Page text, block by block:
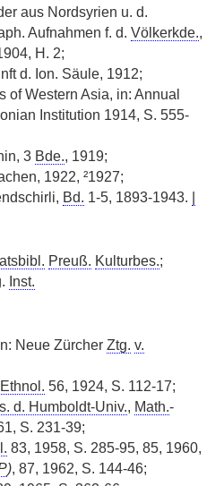
aus Nordsyrien u. d.
Aufnahmen f. d. Völkerkde.,
H. 2;
d. Ion. Säule, 1912;
of Western Asia, in: Annual
Institution 1914, S. 555-
3 Bde., 1919;
1922, ²1927;
Bd. 1-5, 1893-1943.
Preuß. Kulturbes.;
Inst.
Neue Zürcher Ztg. v.
56, 1924, S. 112-17;
d. Humboldt-Univ., Math.-
S. 231-39;
83, 1958, S. 285-95, 85, 1960,
), 87, 1962, S. 144-46;